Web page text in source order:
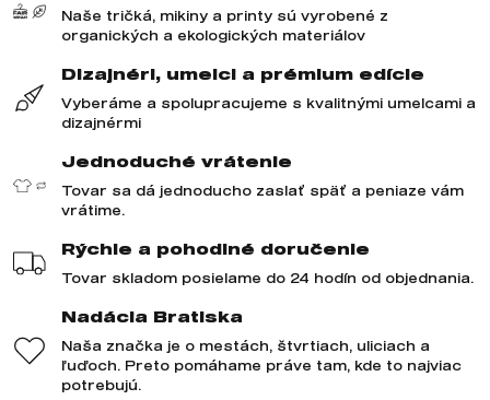
Naše tričká, mikiny a printy sú vyrobené z
organických a ekologických materiálov
Dizajnéri, umelci a prémium edície
Vyberáme a spolupracujeme s kvalitnými umelcami a
dizajnérmi
Jednoduché vrátenie
Tovar sa dá jednoducho zaslať späť a peniaze vám
vrátime.
Rýchle a pohodlné doručenie
Tovar skladom posielame do 24 hodín od objednania.
Nadácia Bratiska
Naša značka je o mestách, štvrtiach, uliciach a
ľuďoch. Preto pomáhame práve tam, kde to najviac
potrebujú.